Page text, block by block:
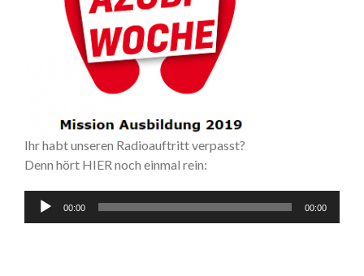
Ihr habt unseren Radioauftritt verpasst?
Denn hört HIER noch einmal rein:
Audio-
Player
00:00 00:00